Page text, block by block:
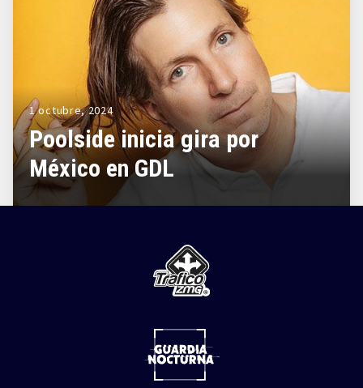
1 octubre, 2024
Poolside inicia gira por
México en GDL